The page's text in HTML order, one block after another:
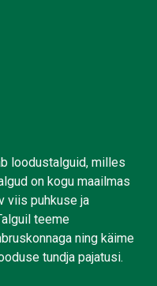
loodustalguid, milles
on kogu maailmas
viis puhkuse ja
teeme
ning käime
tundja pajatusi.